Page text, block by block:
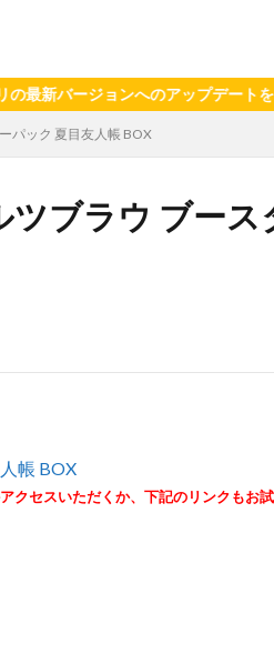
ジョンへのアップデートをお願い
パック 夏目友人帳 BOX
ツブラウ ブース
帳 BOX
クセスいただくか、下記のリンクもお